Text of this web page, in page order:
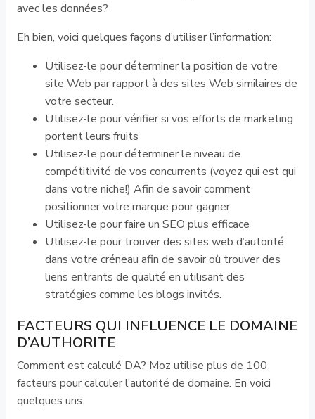
avec les données?
Eh bien, voici quelques façons d’utiliser l’information:
Utilisez-le pour déterminer la position de votre
site Web par rapport à des sites Web similaires de
votre secteur.
Utilisez-le pour vérifier si vos efforts de marketing
portent leurs fruits
Utilisez-le pour déterminer le niveau de
compétitivité de vos concurrents (voyez qui est qui
dans votre niche!) Afin de savoir comment
positionner votre marque pour gagner
Utilisez-le pour faire un SEO plus efficace
Utilisez-le pour trouver des sites web d’autorité
dans votre créneau afin de savoir où trouver des
liens entrants de qualité en utilisant des
stratégies comme les blogs invités.
FACTEURS QUI INFLUENCE LE DOMAINE
D’AUTHORITE
Comment est calculé DA? Moz utilise plus de 100
facteurs pour calculer l’autorité de domaine. En voici
quelques uns: